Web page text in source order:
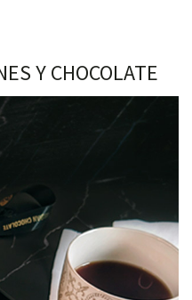
Y CHOCOLATE